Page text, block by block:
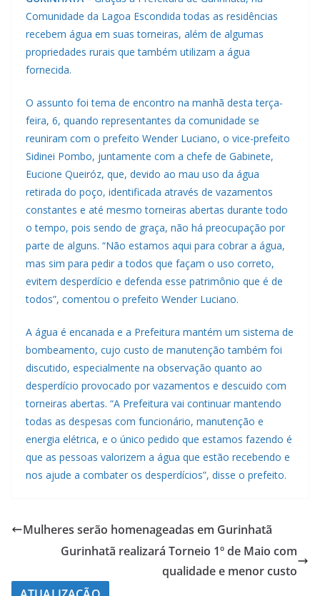
Comunidade da Lagoa Escondida todas as residências
recebem água em suas torneiras, além de algumas
propriedades rurais que também utilizam a água
fornecida.
O assunto foi tema de encontro na manhã desta terça-
feira, 6, quando representantes da comunidade se
reuniram com o prefeito Wender Luciano, o vice-prefeito
Sidinei Pombo, juntamente com a chefe de Gabinete,
Eucione Queiróz, que, devido ao mau uso da água
retirada do poço, identificada através de vazamentos
constantes e até mesmo torneiras abertas durante todo
o tempo, pois sendo de graça, não há preocupação por
parte de alguns. “Não estamos aqui para cobrar a água,
mas sim para pedir a todos que façam o uso correto,
evitem desperdício e defenda esse patrimônio que é de
todos”, comentou o prefeito Wender Luciano.
A água é encanada e a Prefeitura mantém um sistema de
bombeamento, cujo custo de manutenção também foi
discutido, especialmente na observação quanto ao
desperdício provocado por vazamentos e descuido com
torneiras abertas. “A Prefeitura vai continuar mantendo
todas as despesas com funcionário, manutenção e
energia elétrica, e o único pedido que estamos fazendo é
que as pessoas valorizem a água que estão recebendo e
nos ajude a combater os desperdícios”, disse o prefeito.
Mulheres serão homenageadas em Gurinhatã
Gurinhatã realizará Torneio 1º de Maio com
qualidade e menor custo